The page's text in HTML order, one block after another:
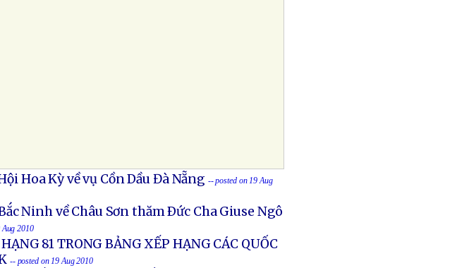
Hoa Kỳ về vụ Cồn Dầu Đà Nẵng -- posted on 19 Aug
Ninh về Châu Sơn thăm Ðức Cha Giuse Ngô
Aug 2010
81 TRONG BẢNG XẾP HẠNG CÁC QUỐC
-- posted on 19 Aug 2010